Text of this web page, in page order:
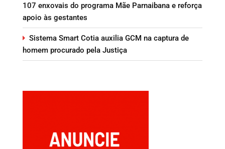
107 enxovais do programa Mãe Parnaibana e reforça
apoio às gestantes
Sistema Smart Cotia auxilia GCM na captura de
homem procurado pela Justiça